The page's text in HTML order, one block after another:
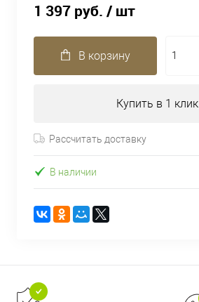
1 397 руб. / шт
В корзину
Купить в 1 клик
Рассчитать доставку
В наличии